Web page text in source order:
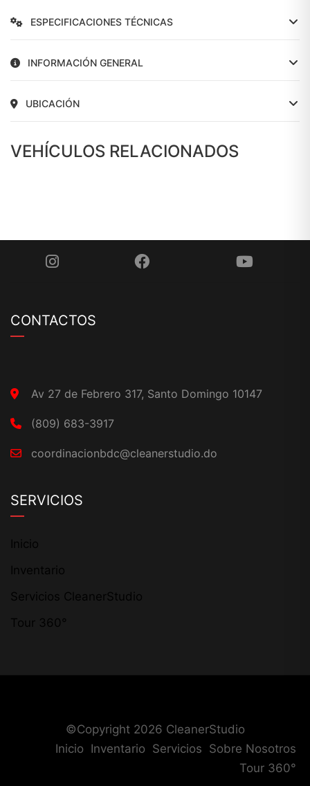
ESPECIFICACIONES TÉCNICAS
INFORMACIÓN GENERAL
UBICACIÓN
VEHÍCULOS RELACIONADOS
CONTACTOS
Av 27 de Febrero 317, Santo Domingo 10147
(809) 683-3917
coordinacionbdc@cleanerstudio.do
SERVICIOS
Inicio
Inventario
Servicios CleanerStudio
Tour 360°
©Copyright 2026 CleanerStudio
Inicio Inventario Servicios Sobre Nosotros
Tour 360°